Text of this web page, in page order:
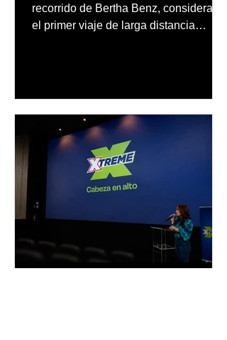
recorrido de Bertha Benz, considerado
el primer viaje de larga distancia